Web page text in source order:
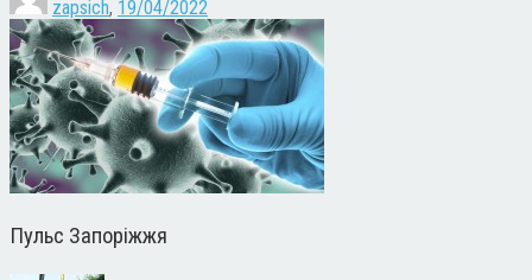
zapsich, 19/04/2022
Пульс Запоріжжя